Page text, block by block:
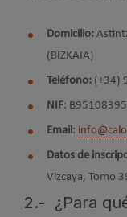
Domicilio:
(BIZKAIA)
Teléfono: (+34)
NIF: B95108395
Email :
Datos de
Vizcaya, Tomo
2.- ¿Para